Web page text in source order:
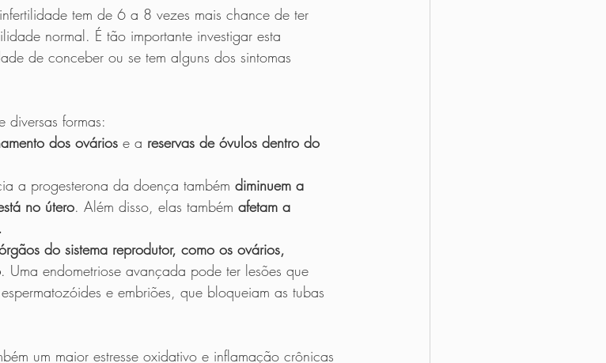
tem de 6 a 8 vezes mais chance de ter
normal. É tão importante investigar esta
de conceber ou se tem alguns dos sintomas
diversas formas:
dos ovários e a reservas de óvulos dentro do
a progesterona da doença também diminuem a
no útero. Além disso, elas também afetam a
do sistema reprodutor, como os ovários,
. Uma endometriose avançada pode ter lesões que
e embriões, que bloqueiam as tubas
um maior estresse oxidativo e inflamação crônicas